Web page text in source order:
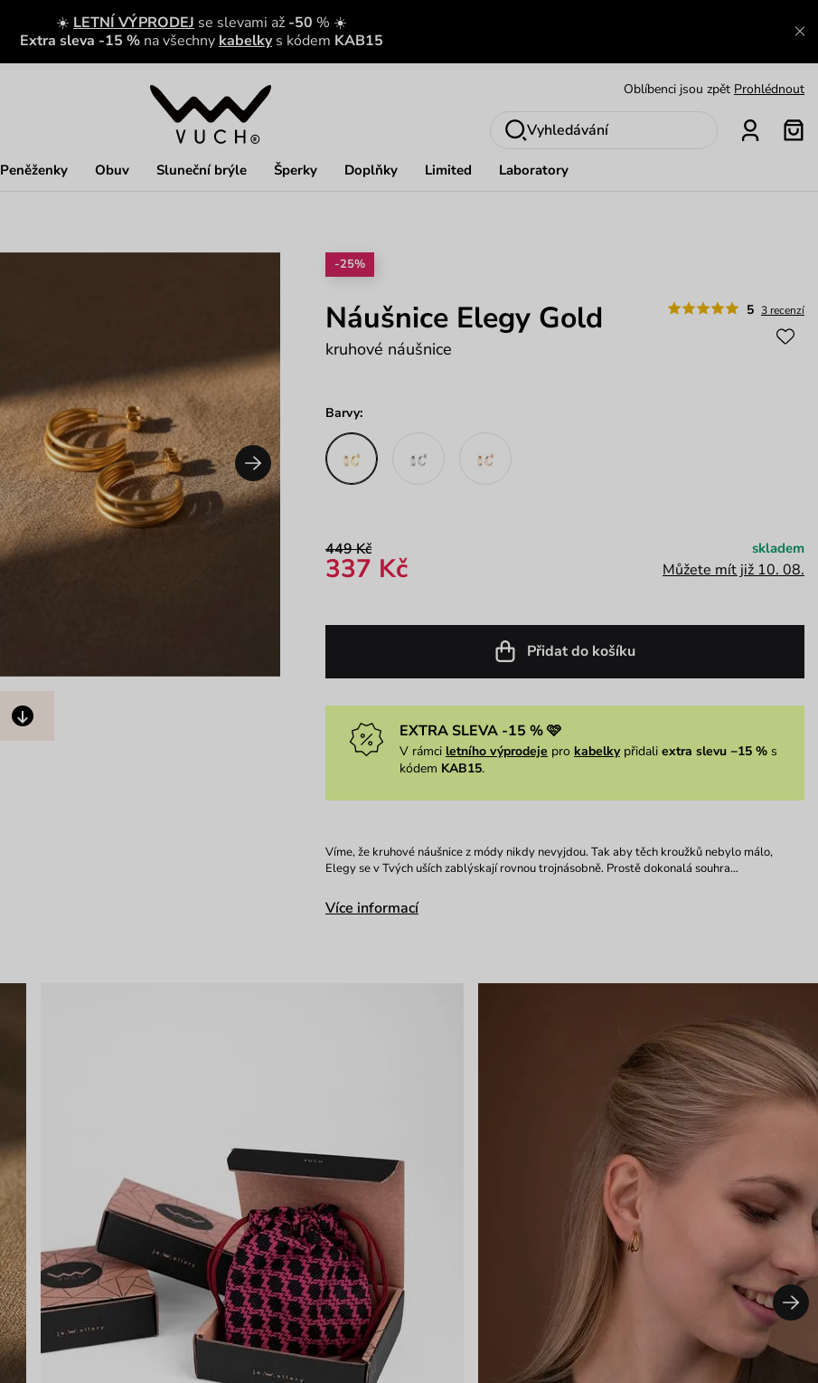
☀️ LETNÍ VÝPRODEJ se slevami až -50 % ☀️
Extra sleva -15 % na všechny kabelkys kódem KAB15
Peněženky Obuv Sluneční brýle Šperky Doplňky Limited Laboratory
Nech se inspirovat Ukázat
Vyhledávání
-25%
5 3 recenzí
Náušnice Elegy Gold
kruhové náušnice
Barvy:
449 Kč
337 Kč
skladem
Můžete mít již 10. 08.
Přidat do košíku
EXTRA SLEVA -15 % 🩷
V rámci letního výprodeje pro kabelkypřidali extra slevu −15 %s
kódem KAB15.
Víme, že kruhové náušnice z módy nikdy nevyjdou. Tak aby těch kroužků nebylo málo,
Elegy se v Tvých uších zablýskají rovnou trojnásobně. Prostě dokonalá souhra…
Více informací